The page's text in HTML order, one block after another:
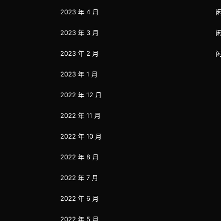
2023 年 4 月
2023 年 3 月
2023 年 2 月
2023 年 1 月
2022 年 12 月
2022 年 11 月
2022 年 10 月
2022 年 8 月
2022 年 7 月
2022 年 6 月
2022 年 5 月